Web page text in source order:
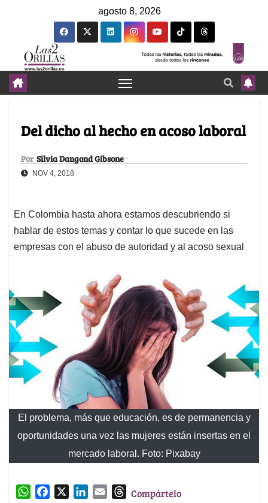
agosto 8, 2026
Del dicho al hecho en acoso laboral
Por Silvia Dangond Gibsone
NOV 4, 2018
En Colombia hasta ahora estamos descubriendo si
hablar de estos temas y contar lo que sucede en las
empresas con el abuso de autoridad y al acoso sexual
El problema, más que educación, es de permanencia y
oportunidades una vez las mujeres están insertas en el
mercado laboral. Foto: Pixabay
W
TCompártelo